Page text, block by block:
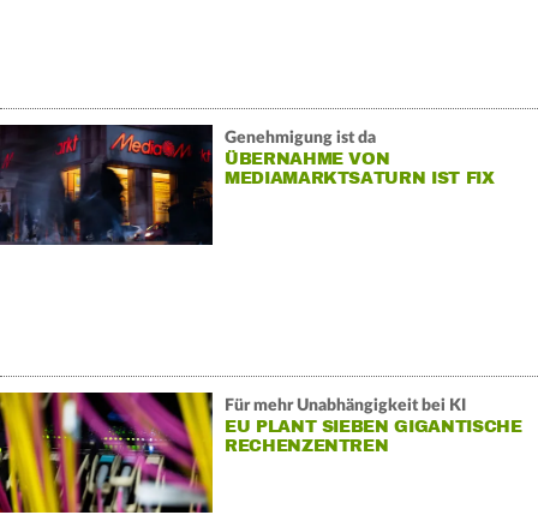
Genehmigung ist da
ÜBERNAHME VON
MEDIAMARKTSATURN IST FIX
Für mehr Unabhängigkeit bei KI
EU PLANT SIEBEN GIGANTISCHE
RECHENZENTREN